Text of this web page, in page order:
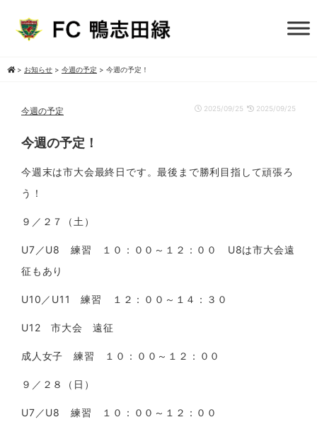
> お知らせ > 今週の予定 > 今週の予定！
今週の予定 2025/09/25 2025/09/25
今週の予定！
今週末は市大会最終日です。最後まで勝利目指して頑張ろ
う！
９／２７（土）
U7／U8 練習 １０：００～１２：００ U8は市大会遠
征もあり
U10／U11 練習 １２：００～１４：３０
U12 市大会 遠征
成人女子 練習 １０：００～１２：００
９／２８（日）
U7／U8 練習 １０：００～１２：００